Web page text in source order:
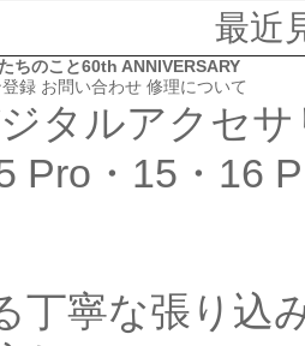
最近
ちのこと60th ANNIVERSARY
録 お問い合わせ 修理について
タルアクセサ
Pro・15・16
丁寧な張り込